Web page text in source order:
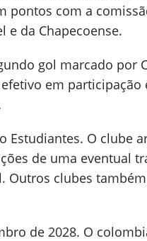
pontos com a
e da Chapecoense.
gol marcado por
em participação
Estudiantes. O clube
de uma eventual
Outros clubes
de 2028. O